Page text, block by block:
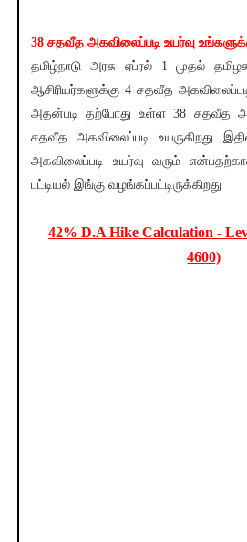
38 சதவீத அகவிலைப்படி உயர்வு
தமிழ்நாடு அரசு ஏப்ரல் 1 முதல்
ஆசிரியர்களுக்கு 4 சதவீத
அதன்படி தற்போது உள்ள 38 சதவீத
சதவீத அகவிலைப்படி உயருகிறது
அகவிலைப்படி உயர்வு வரும்
பட்டியல் இங்கு வழங்கப்பட்டிருக்கிறது
42% D.A Hike Calculation -
4600)